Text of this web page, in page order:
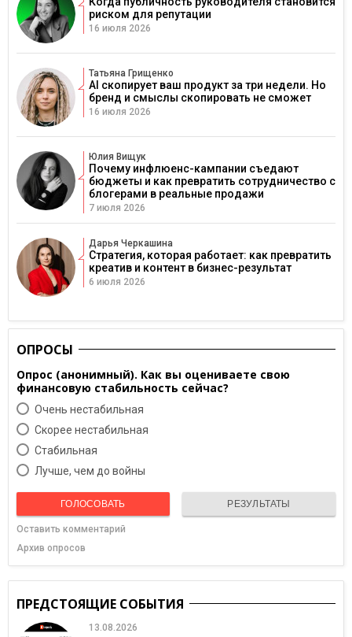
риском для репутации
16 июля 2026
Татьяна Грищенко
AI скопирует ваш продукт за три недели. Но
бренд и смыслы скопировать не сможет
16 июля 2026
Юлия Вищук
Почему инфлюенс-кампании съедают
бюджеты и как превратить сотрудничество с
блогерами в реальные продажи
7 июля 2026
Дарья Черкашина
Стратегия, которая работает: как превратить
креатив и контент в бизнес-результат
6 июля 2026
ОПРОСЫ
Опрос (анонимный). Как вы оцениваете свою
финансовую стабильность сейчас?
Очень нестабильная
Скорее нестабильная
Cтабильная
Лучше, чем до войны
ГОЛОСОВАТЬ РЕЗУЛЬТАТЫ
Оставить комментарий
Архив опросов
ПРЕДСТОЯЩИЕ СОБЫТИЯ
13.08.2026